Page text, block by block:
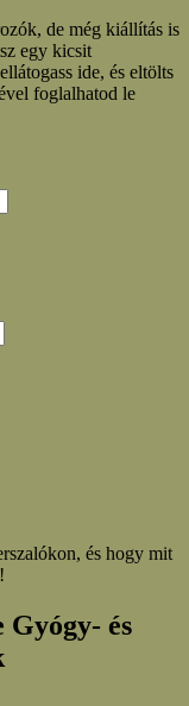
de még kiállítás is
egy kicsit
ide, és eltölts
foglalhatod le
és hogy mit
és